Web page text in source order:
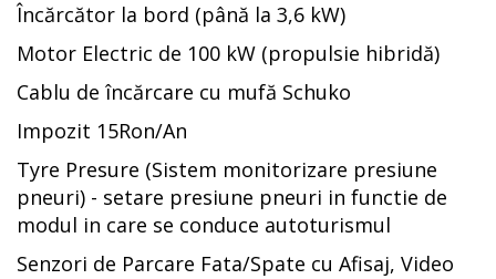
Încărcător la bord (până la 3,6 kW)
Motor Electric de 100 kW (propulsie hibridă)
Cablu de încărcare cu mufă Schuko
Impozit 15Ron/An
Tyre Presure (Sistem monitorizare presiune
pneuri) - setare presiune pneuri in functie de
modul in care se conduce autoturismul
Senzori de Parcare Fata/Spate cu Afisaj, Video